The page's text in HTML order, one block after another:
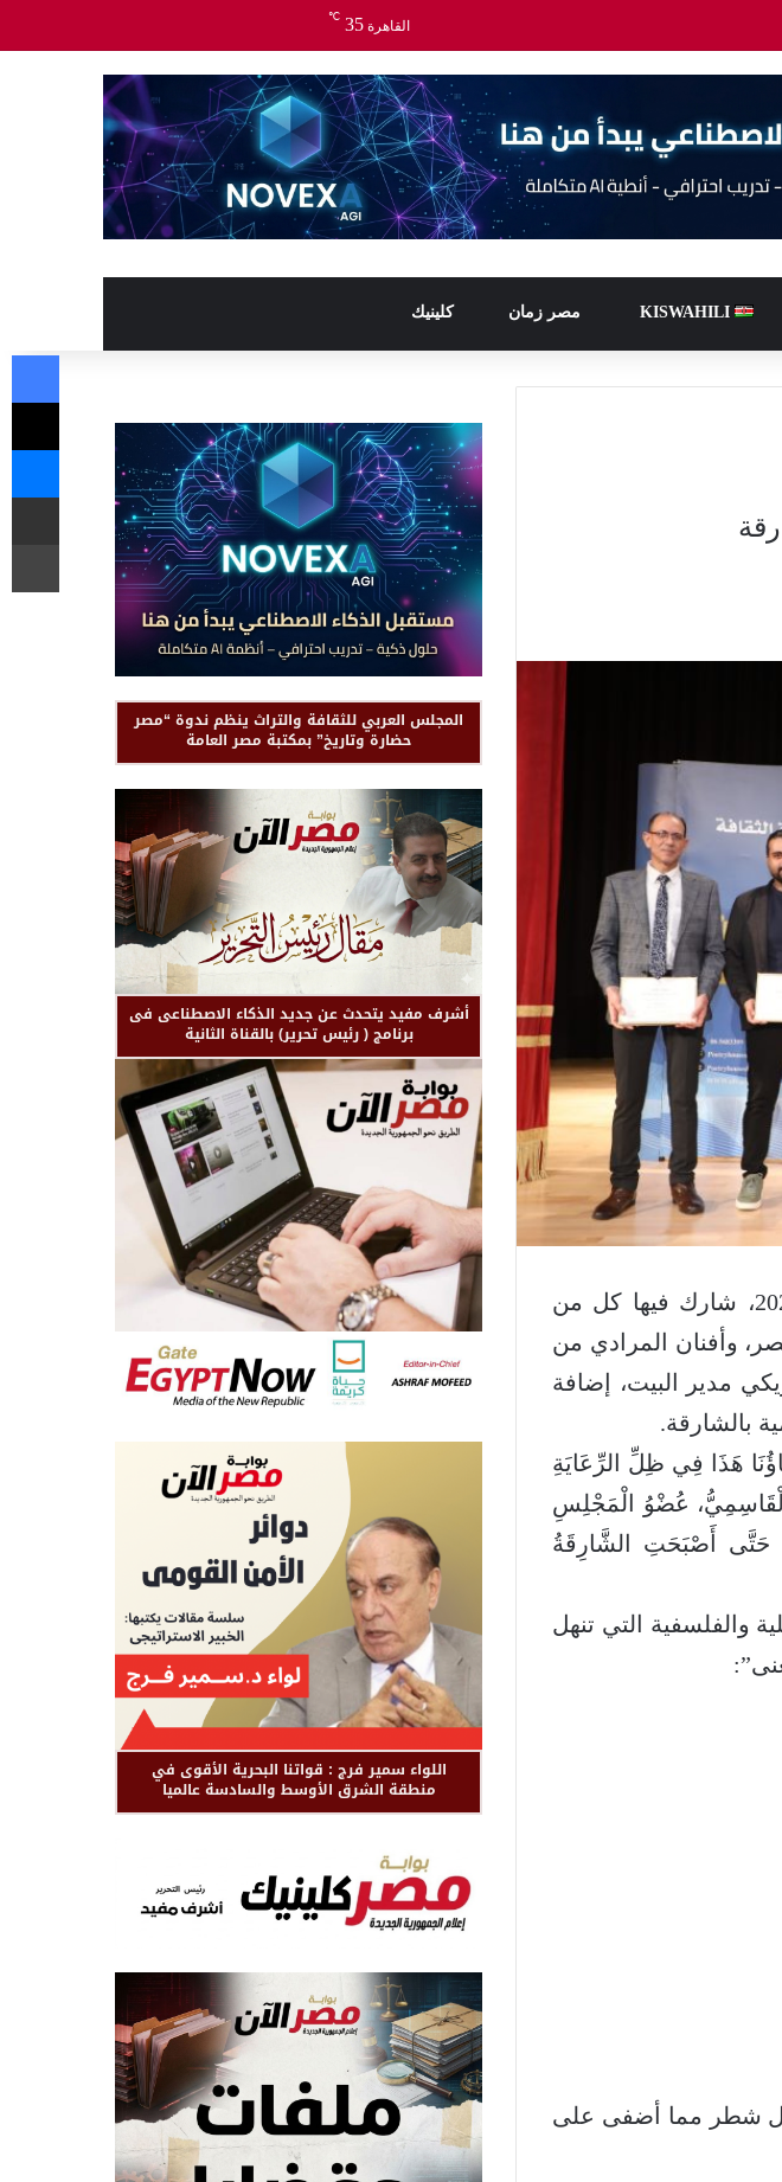
القاهرة 35
℃
KISWAHILI مصر زمان كلينيك
نظم بيت الشعر في الشارقة أمسية شعرية يوم الثلاثاء 30 يونيو 2026، شارك فيها كل من
وأفنان المرادي من
مدير البيت، إضافة
بالشارقة.
هَذَا فِي ظِلِّ الرِّعَايَةِ
عُضْوُ الْمَجْلِسِ
حَتَّى أَصْبَحَتِ الشَّارِقَةُ
والفلسفية التي تنهل
كل شطر مما أضفى على
المجلس العربي للثقافة والتراث ينظم ندوة “مصر
حضارة وتاريخ” بمكتبة مصر العامة
أشرف مفيد يتحدث عن جديد الذكاء الاصطناعى فى
برنامج ( رئيس تحرير) بالقناة الثانية
اللواء سمير فرج : قواتنا البحرية الأقوى في
منطقة الشرق الأوسط والسادسة عالميا